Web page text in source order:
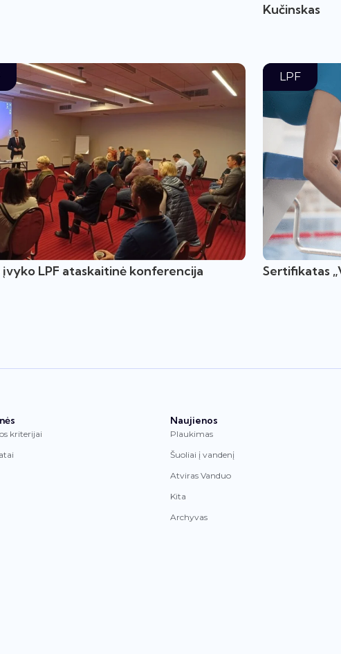
Kučinskas
įvyko LPF ataskaitinė konferencija
LPF
Sertifikatas
kriterijai
Naujienos
Plaukimas
Šuoliai į vandenį
Atviras Vanduo
Kita
Archyvas